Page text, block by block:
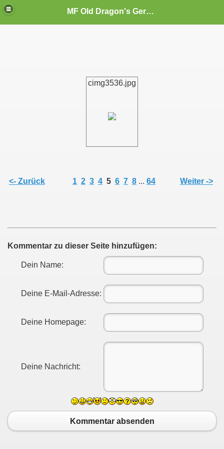
MF Old Dragon's Germany
cimg3536.jpg
<- Zurück 1 2 3 4 5 6 7 8 ... 64 Weiter ->
Kommentar zu dieser Seite hinzufügen:
Dein Name:
Deine E-Mail-Adresse:
Deine Homepage:
Deine Nachricht:
Kommentar absenden